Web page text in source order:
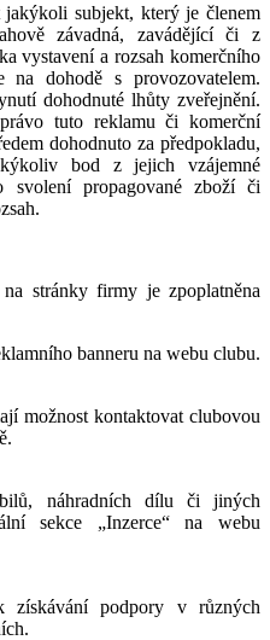
jakýkoli subjekt, který je členem
závadná, zavádějící či z
vystavení a rozsah komerčního
dohodě s provozovatelem.
dohodnuté lhůty zveřejnění.
tuto reklamu či komerční
dohodnuto za předpokladu,
bod z jejich vzájemné
svolení propagované zboží či
stránky firmy je zpoplatněna
banneru na webu clubu.
možnost kontaktovat clubovou
náhradních dílu či jiných
sekce „Inzerce“ na webu
získávání podpory v různých